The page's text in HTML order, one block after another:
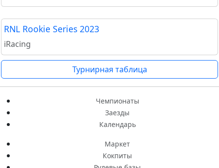
RNL Rookie Series 2023
iRacing
Турнирная таблица
Чемпионаты
Заезды
Календарь
Маркет
Кокпиты